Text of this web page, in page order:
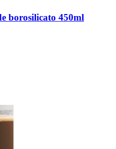
borosilicato 450ml